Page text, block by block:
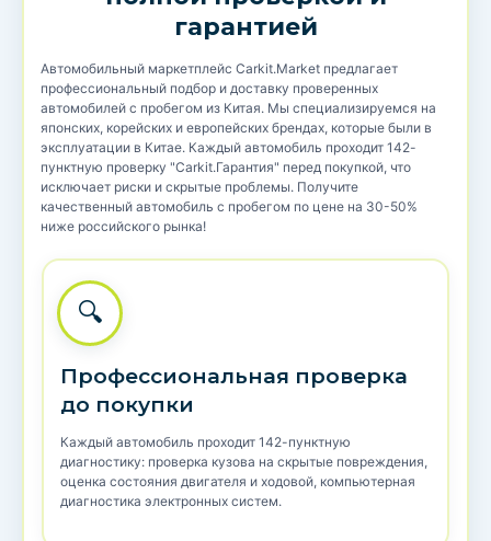
гарантией
Автомобильный маркетплейс Carkit.Market предлагает
профессиональный подбор и доставку проверенных
автомобилей с пробегом из Китая. Мы специализируемся на
японских, корейских и европейских брендах, которые были в
эксплуатации в Китае. Каждый автомобиль проходит 142-
пунктную проверку "Carkit.Гарантия" перед покупкой, что
исключает риски и скрытые проблемы. Получите
качественный автомобиль с пробегом по цене на 30-50%
ниже российского рынка!
🔍
Профессиональная проверка
до покупки
Каждый автомобиль проходит 142-пунктную
диагностику: проверка кузова на скрытые повреждения,
оценка состояния двигателя и ходовой, компьютерная
диагностика электронных систем.